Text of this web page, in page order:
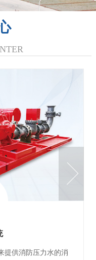
提供消防压力水的消